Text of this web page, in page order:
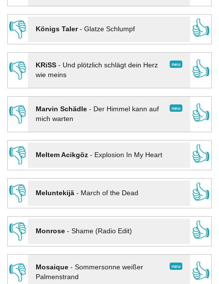
👎
Königs Taler- Glatze Schlumpf
👍
👎
neu
KRiSS- Und plötzlich schlägt dein Herz
wie meins
👍
👎 neu
Marvin Schädle- Der Himmel kann auf
mich warten
👍
👎
Meltem Acikgöz- Explosion In My Heart
👍
👎
Meluntekijä- March of the Dead
👍
👎
Monrose- Shame (Radio Edit)
👍
👎
neu
Mosaique- Sommersonne weißer
Palmenstrand
👍